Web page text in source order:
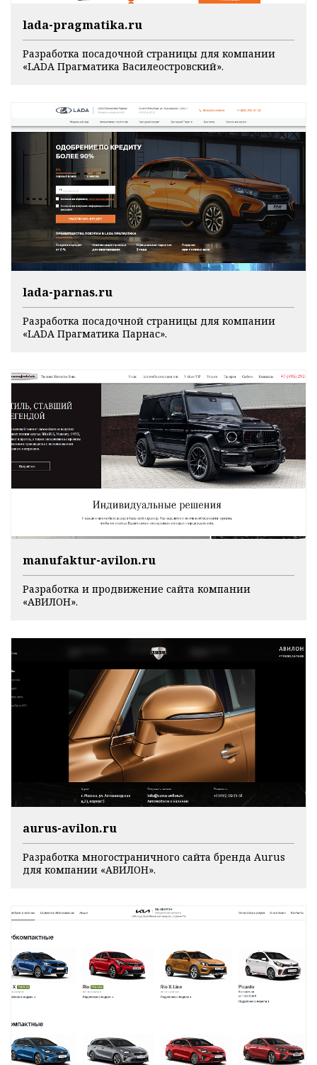
lada-pragmatika.ru
Разработка посадочной страницы для компании
«LADA Прагматика Василеостровский».
lada-parnas.ru
Разработка посадочной страницы для компании
«LADA Прагматика Парнас».
manufaktur-avilon.ru
Разработка и продвижение сайта компании
«АВИЛОН».
aurus-avilon.ru
Разработка многостраничного сайта бренда Aurus
для компании «АВИЛОН».